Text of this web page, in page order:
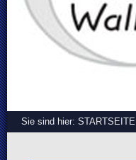
Sie sind hier: STARTSEITE